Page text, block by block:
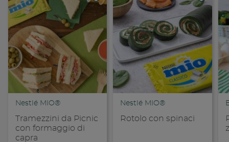
Condividi su
Copia link
Nestlé MIO®
Tramezzini da Picnic
con formaggio di
capra
Nestlé MIO®
Rotolo con spinaci